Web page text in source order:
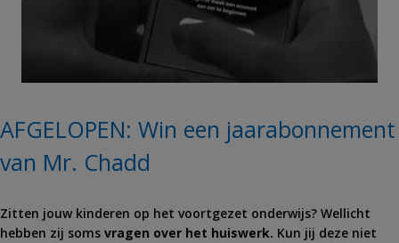
AFGELOPEN: Win een jaarabonnement
van Mr. Chadd
Zitten jouw kinderen op het voortgezet onderwijs? Wellicht
hebben zij soms vragen over het huiswerk. Kun jij deze niet